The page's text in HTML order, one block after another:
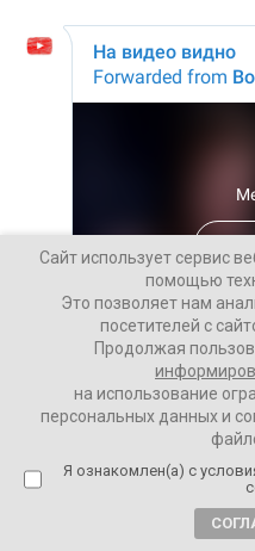
Сайт использует сервис
помощью
Это позволяет нам
посетителей с
Продолжая
на использование
персональных данных и
Я ознакомлен(а) с